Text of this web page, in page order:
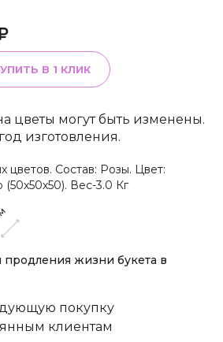
В 1 КЛИК
цветы могут быть изменены.
изготовления.
цветов. Состав: Розы. Цвет:
Вес-3.0 Кг
продления жизни букета в
покупку
клиентам